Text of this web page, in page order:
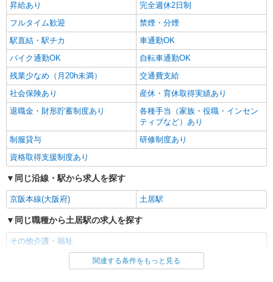
キープ 詳細を見る
昇給あり
完全週休2日制
フルタイム歓迎
禁煙・分煙
駅直結・駅チカ
車通勤OK
バイク通勤OK
自転車通勤OK
残業少なめ（月20h未満）
交通費支給
社会保険あり
産休・育休取得実績あり
退職金・財形貯蓄制度あり
各種手当（家族・役職・インセン
ティブなど）あり
制服貸与
研修制度あり
資格取得支援制度あり
同じ沿線・駅から求人を探す
京阪本線(大阪府) 土居駅
同じ職種から土居駅の求人を探す
その他介護・福祉
同じ雇用形態から土居駅の求人を探す
関連する条件をもっと見る